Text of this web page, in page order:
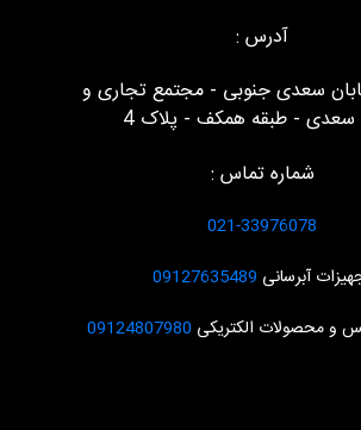
آدرس :
سعدی جنوبی - مجتمع تجاری و
سعدی - طبقه همکف - پلاک 4
شماره تماس :
021-33976078
آبرسانی 09127635489
و محصولات الکتریکی 09124807980